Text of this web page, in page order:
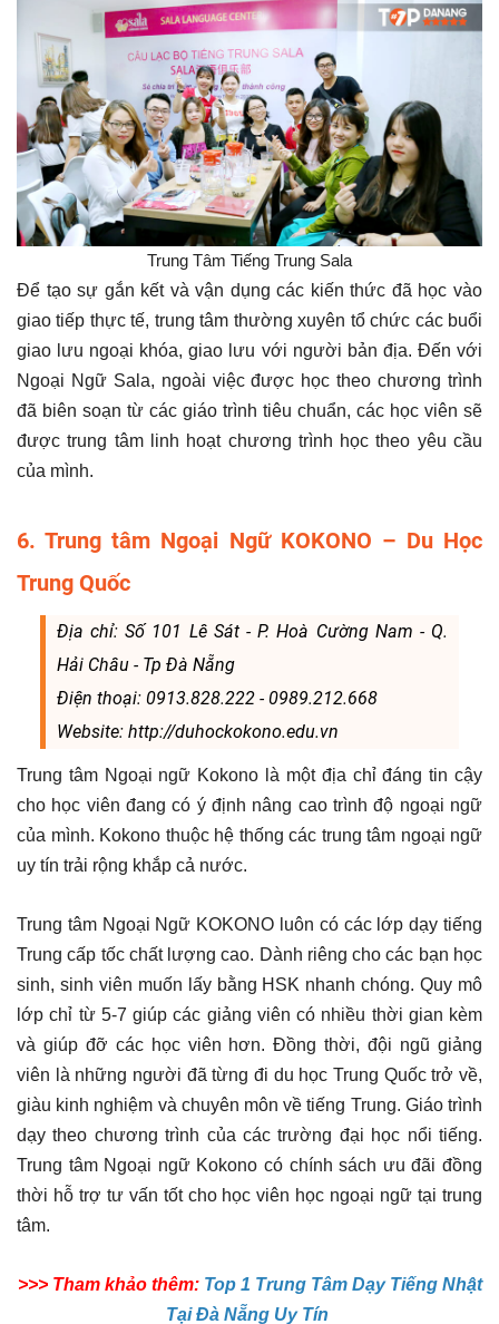
Trung Tâm Tiếng Trung Sala
Để tạo sự gắn kết và vận dụng các kiến thức đã học vào
giao tiếp thực tế, trung tâm thường xuyên tổ chức các buổi
giao lưu ngoại khóa, giao lưu với người bản địa. Đến với
Ngoại Ngữ Sala, ngoài việc được học theo chương trình
đã biên soạn từ các giáo trình tiêu chuẩn, các học viên sẽ
được trung tâm linh hoạt chương trình học theo yêu cầu
của mình.
6. Trung tâm Ngoại Ngữ KOKONO – Du Học
Trung Quốc
Địa chỉ: Số 101 Lê Sát - P. Hoà Cường Nam - Q.
Hải Châu - Tp Đà Nẵng
Điện thoại: 0913.828.222 - 0989.212.668
Website: http://duhockokono.edu.vn
Trung tâm Ngoại ngữ Kokono là một địa chỉ đáng tin cậy
cho học viên đang có ý định nâng cao trình độ ngoại ngữ
của mình. Kokono thuộc hệ thống các trung tâm ngoại ngữ
uy tín trải rộng khắp cả nước.
Trung tâm Ngoại Ngữ KOKONO luôn có các lớp dạy tiếng
Trung cấp tốc chất lượng cao. Dành riêng cho các bạn học
sinh, sinh viên muốn lấy bằng HSK nhanh chóng. Quy mô
lớp chỉ từ 5-7 giúp các giảng viên có nhiều thời gian kèm
và giúp đỡ các học viên hơn. Đồng thời, đội ngũ giảng
viên là những người đã từng đi du học Trung Quốc trở về,
giàu kinh nghiệm và chuyên môn về tiếng Trung. Giáo trình
dạy theo chương trình của các trường đại học nổi tiếng.
Trung tâm Ngoại ngữ Kokono có chính sách ưu đãi đồng
thời hỗ trợ tư vấn tốt cho học viên học ngoại ngữ tại trung
tâm.
>>> Tham khảo thêm: Top 1 Trung Tâm Dạy Tiếng Nhật
Tại Đà Nẵng Uy Tín